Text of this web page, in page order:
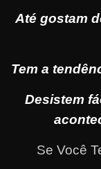
Até gostam
Tem a
Desistem
Se Você